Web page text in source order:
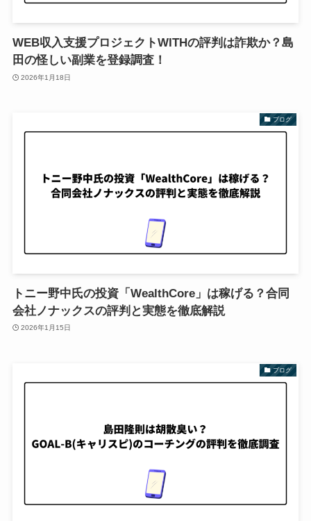
WEB収入支援プロジェクトWITHの評判は詐欺か？島
田の怪しい副業を登録調査！
2026年1月18日
ブログ
トニー野中氏の投資「WealthCore」は稼げる？合同
会社ノナックスの評判と実態を徹底解説
2026年1月15日
ブログ